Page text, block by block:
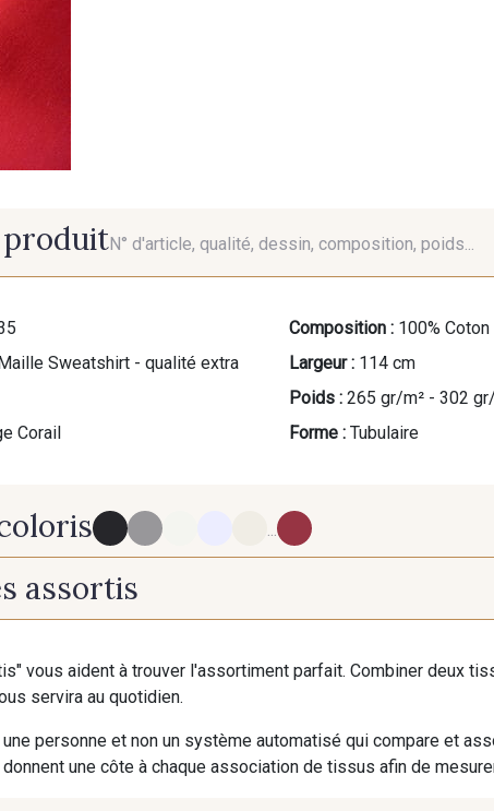
N° d'article, qualité, dessin, composition, poids...
Sweatshirt - qualité extra
Corail
Composition : 100% Coton
Largeur : 114 cm
Poids : 265 gr/m² - 302
Forme : Tubulaire
125 - Gris Chiné
384 - Rose des Sables
assortis
vous aident à trouver l'assortiment parfait. Combiner deux
servira au quotidien.
personne et non un système automatisé qui compare et
une côte à chaque association de tissus afin de